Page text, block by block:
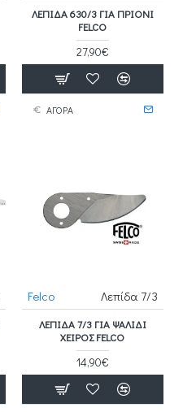
ΛΕΠΊΔΑ 630/3 ΓΙΑ ΠΡΙΌΝΙ
FELCO
27,90€
ΑΓΟΡΑ
Felco Λεπίδα 7/3
ΛΕΠΊΔΑ 7/3 ΓΙΑ ΨΑΛΊΔΙ
ΧΕΙΡΌΣ FELCO
14,90€